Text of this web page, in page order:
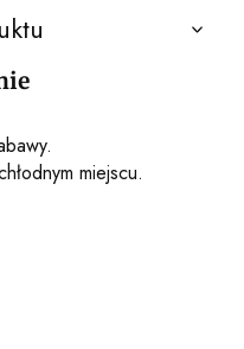
miejscu.